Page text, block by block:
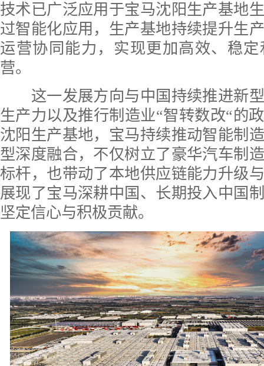
技术已广泛应用于宝马沈阳生产基地
过智能化应用，生产基地持续提升生
运营协同能力，实现更加高效、稳
营。
这一发展方向与中国持续推进新型
生产力以及推行制造业“智转数改“的
沈阳生产基地，宝马持续推动智能制
型深度融合，不仅树立了豪华汽车制
标杆，也带动了本地供应链能力升级
展现了宝马深耕中国、长期投入中国
坚定信心与积极贡献。